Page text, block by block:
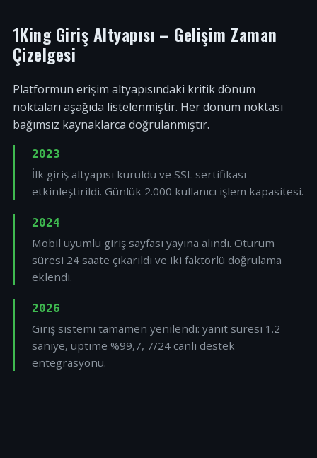
1King Giriş Altyapısı – Gelişim Zaman
Çizelgesi
Platformun erişim altyapısındaki kritik dönüm
noktaları aşağıda listelenmiştir. Her dönüm noktası
bağımsız kaynaklarca doğrulanmıştır.
2023
İlk giriş altyapısı kuruldu ve SSL sertifikası
etkinleştirildi. Günlük 2.000 kullanıcı işlem kapasitesi.
2024
Mobil uyumlu giriş sayfası yayına alındı. Oturum
süresi 24 saate çıkarıldı ve iki faktörlü doğrulama
eklendi.
2026
Giriş sistemi tamamen yenilendi: yanıt süresi 1.2
saniye, uptime %99,7, 7/24 canlı destek
entegrasyonu.